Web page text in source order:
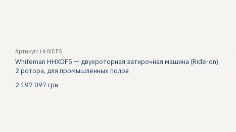
Артикул: HHXDF5
Whiteman HHXDF5 — двухроторная затирочная машина (Ride-on),
2 ротора, для промышленных полов
2 197 097 грн